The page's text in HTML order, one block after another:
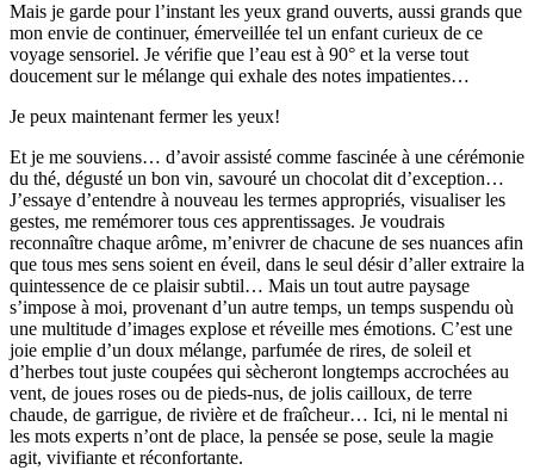
Mais je garde pour l’instant les yeux grand ouverts, aussi grands que
mon envie de continuer, émerveillée tel un enfant curieux de ce
voyage sensoriel. Je vérifie que l’eau est à 90° et la verse tout
doucement sur le mélange qui exhale des notes impatientes…
Je peux maintenant fermer les yeux!
Et je me souviens… d’avoir assisté comme fascinée à une cérémonie
du thé, dégusté un bon vin, savouré un chocolat dit d’exception…
J’essaye d’entendre à nouveau les termes appropriés, visualiser les
gestes, me remémorer tous ces apprentissages. Je voudrais
reconnaître chaque arôme, m’enivrer de chacune de ses nuances afin
que tous mes sens soient en éveil, dans le seul désir d’aller extraire la
quintessence de ce plaisir subtil… Mais un tout autre paysage
s’impose à moi, provenant d’un autre temps, un temps suspendu où
une multitude d’images explose et réveille mes émotions. C’est une
joie emplie d’un doux mélange, parfumée de rires, de soleil et
d’herbes tout juste coupées qui sècheront longtemps accrochées au
vent, de joues roses ou de pieds-nus, de jolis cailloux, de terre
chaude, de garrigue, de rivière et de fraîcheur… Ici, ni le mental ni
les mots experts n’ont de place, la pensée se pose, seule la magie
agit, vivifiante et réconfortante.